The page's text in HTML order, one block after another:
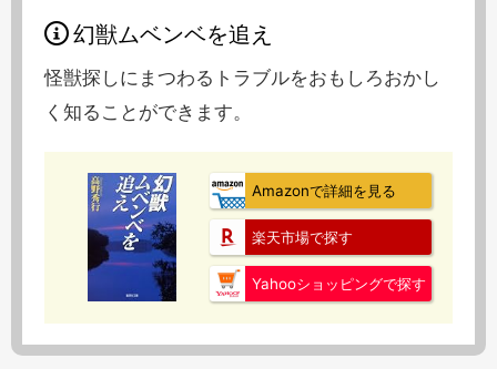
幻獣ムベンベを追え
怪獣探しにまつわるトラブルをおもしろおかし
く知ることができます。
Amazonで詳細を見る
楽天市場で探す
Yahooショッピングで探す